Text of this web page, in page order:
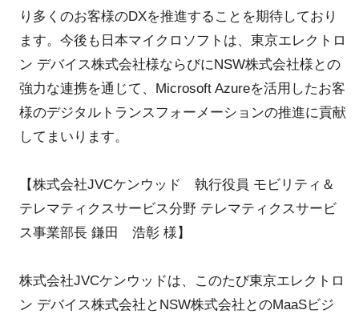
り多くのお客様のDXを推進することを期待しており
ます。今後も日本マイクロソフトは、東京エレクトロ
ン デバイス株式会社様ならびにNSW株式会社様との
強力な連携を通じて、Microsoft Azureを活用したお客
様のデジタルトランスフォーメーションの推進に貢献
してまいります。
【株式会社JVCケンウッド 執行役員 モビリティ＆
テレマティクスサービス分野 テレマティクスサービ
ス事業部長 鎌田 浩彰 様】
株式会社JVCケンウッドは、このたび東京エレクトロ
ン デバイス株式会社とNSW株式会社とのMaaSビジ